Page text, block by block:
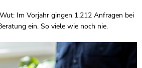
Im Vorjahr gingen 1.212 Anfragen bei
ein. So viele wie noch nie.